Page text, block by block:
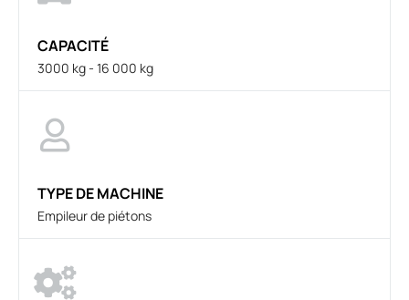
CAPACITÉ
3000 kg - 16 000 kg
TYPE DE MACHINE
Empileur de piétons